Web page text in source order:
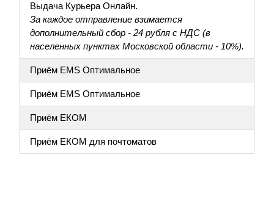
Выдача Курьера Онлайн.
За каждое отправление взимается
дополнительный сбор - 24 рубля с НДС (в
населенных пунктах Московской области - 10%).
Приём EMS Оптимальное
Приём EMS Оптимальное
Приём ЕКОМ
Приём ЕКОМ для почтоматов